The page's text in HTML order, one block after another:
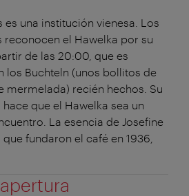
es una institución vienesa. Los
el Hawelka por su
de las 20:00, que es
los Buchteln (unos bollitos de
mermelada) recién hechos. Su
que el Hawelka sea un
La esencia de Josefine
fundaron el café en 1936,